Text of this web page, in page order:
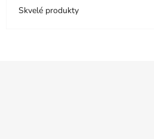
Skvelé produkty